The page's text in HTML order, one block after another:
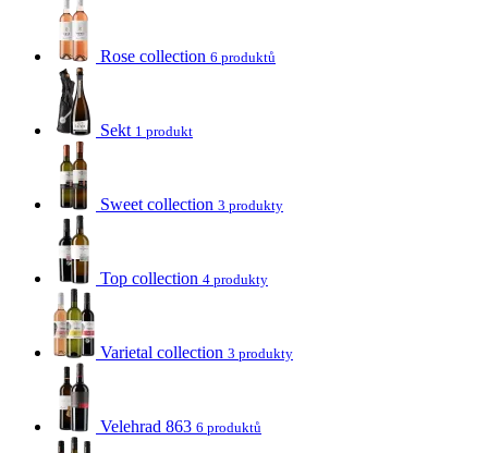
Rose collection 6 produktů
Sekt 1 produkt
Sweet collection 3 produkty
Top collection 4 produkty
Varietal collection 3 produkty
Velehrad 863 6 produktů